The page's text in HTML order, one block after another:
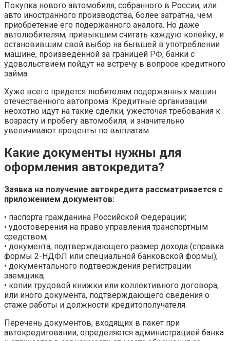
Покупка нового автомобиля, собранного в России, или
авто иностранного производства, более затратна, чем
приобретение его подержанного аналога. Но даже
автолюбителям, привыкшим считать каждую копейку, и
остановившим свой выбор на бывшей в употреблении
машине, произведенной за границей РФ, банки с
удовольствием пойдут на встречу в вопросе кредитного
займа.
Хуже всего придется любителям подержанных машин
отечественного автопрома. Кредитные организации
неохотно идут на такие сделки, ужесточая требования к
возрасту и пробегу автомобиля, и значительно
увеличивают проценты по выплатам.
Какие документы нужны для
оформления автокредита?
Заявка на получение автокредита рассматривается с
приложением документов:
• паспорта гражданина Российской Федерации;
• удостоверения на право управления транспортным
средством;
• документа, подтверждающего размер дохода (справка
формы 2-НДФЛ или специальной банковской формы);
• документального подтверждения регистрации
заемщика;
• копии трудовой книжки или коллективного договора,
или иного документа, подтверждающего сведения о
стаже работы и должности кредитополучателя.
Перечень документов, входящих в пакет при
автокредитовании, определяется администрацией банка